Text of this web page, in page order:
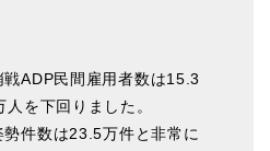
ADP民間雇用者数は15.3
を下回りました。
件数は23.5万件と非常に